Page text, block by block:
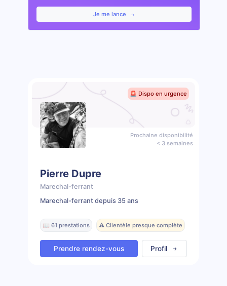
Je me lance
🚨 Dispo en urgence
Prochaine disponibilité
< 3 semaines
Pierre Dupre
Marechal-ferrant
Marechal-ferrant depuis 35 ans
📖 61 prestations ⚠️ Clientèle presque complète
Prendre rendez-vous Profil